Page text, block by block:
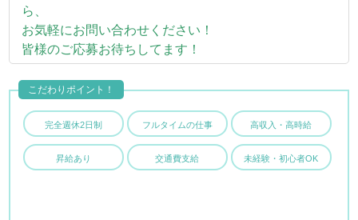
ら、
お気軽にお問い合わせください！
皆様のご応募お待ちしてます！
完全週休2日制 フルタイムの仕事 高収入・高時給
昇給あり 交通費支給 未経験・初心者OK
こだわりポイント！